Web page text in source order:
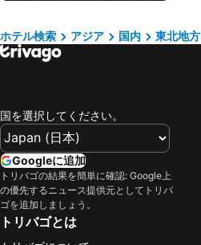
ホテル検索 アジア 国内 東北地方
国を選択してください。
Googleに追加
トリバゴの結果を簡単に確認: Google上
の優先するニュース提供元としてトリバ
ゴを追加しましょう。
トリバゴとは